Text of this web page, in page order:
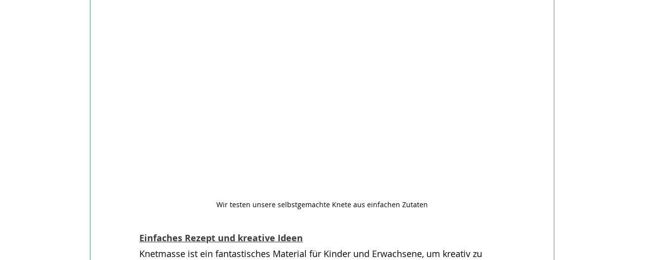
Wir testen unsere selbstgemachte Knete aus einfachen Zutaten
Einfaches Rezept und kreative Ideen
Knetmasse ist ein fantastisches Material für Kinder und Erwachsene, um kreativ zu